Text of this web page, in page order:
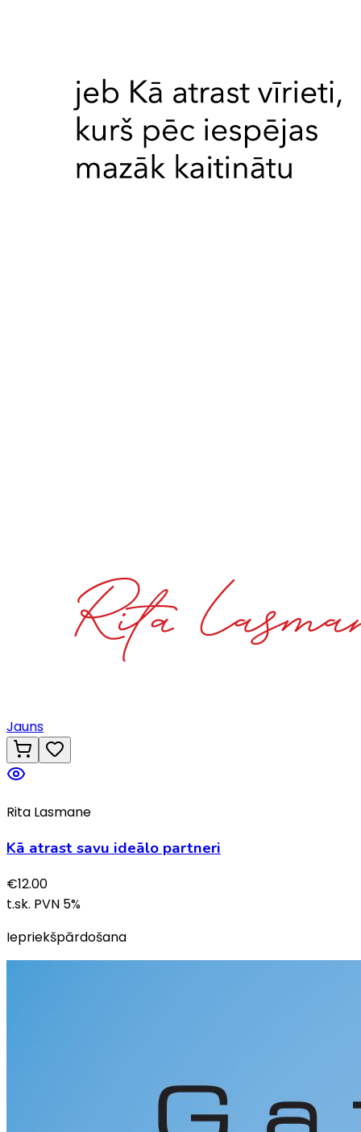
Jauns
Rita Lasmane
Kā atrast savu ideālo partneri
€12.00
t.sk. PVN 5%
Iepriekšpārdošana